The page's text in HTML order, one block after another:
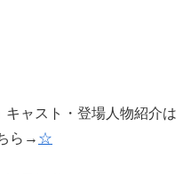
キャスト・登場人物紹介は
ら→ ☆